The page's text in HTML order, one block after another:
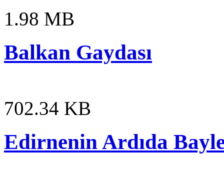
1.98 MB
Balkan Gaydası
702.34 KB
Edirnenin Ardıda